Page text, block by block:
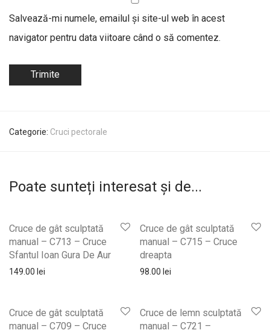
Salvează-mi numele, emailul și site-ul web în acest
navigator pentru data viitoare când o să comentez.
Categorie: Cruci pectorale
Poate sunteți interesat și de...
Cruce de gât sculptată
manual – C713 – Cruce
Sfantul Ioan Gura De Aur
149.00 lei
Cruce de gât sculptată
manual – C715 – Cruce
dreapta
98.00 lei
Cruce de gât sculptată
manual – C709 – Cruce
Cruce de lemn sculptată
manual – C721 –